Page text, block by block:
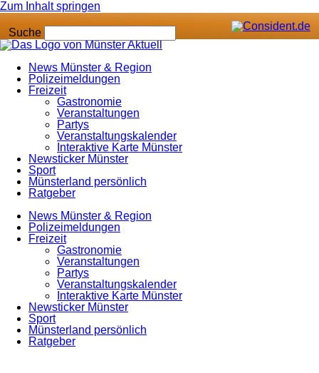
Zum Inhalt springen
Suche
News Münster & Region
Polizeimeldungen
Freizeit
Gastronomie
Veranstaltungen
Partys
Veranstaltungskalender
Interaktive Karte Münster
Newsticker Münster
Sport
Münsterland persönlich
Ratgeber
News Münster & Region
Polizeimeldungen
Freizeit
Gastronomie
Veranstaltungen
Partys
Veranstaltungskalender
Interaktive Karte Münster
Newsticker Münster
Sport
Münsterland persönlich
Ratgeber
Anzeige